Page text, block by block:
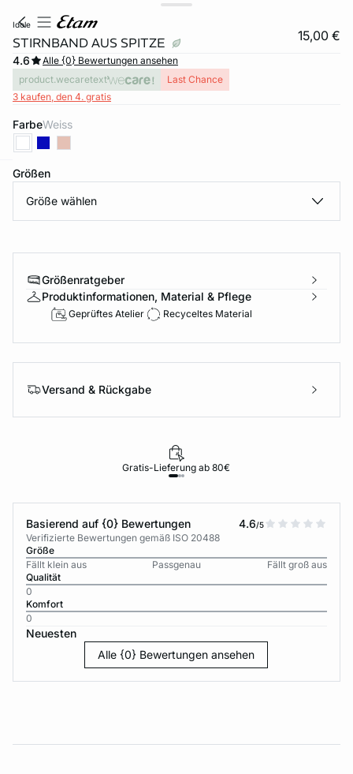
idole
STIRNBAND AUS SPITZE 15,00 €
4.6
Alle {0} Bewertungen ansehen
product.wecaretext
Last Chance
3 kaufen, den 4. gratis
Farbe weiss
Größen
Größe wählen
Größenratgeber
Produktinformationen, Material & Pflege
Geprüftes Atelier Recyceltes Material
Versand & Rückgabe
Gratis-Lieferung ab 80€
Basierend auf {0} Bewertungen 4.6/5
Verifizierte Bewertungen gemäß ISO 20488
Größe
Fällt klein aus
Passgenau
Fällt groß aus
Qualität
0
Komfort
0
Neuesten
Alle {0} Bewertungen ansehen